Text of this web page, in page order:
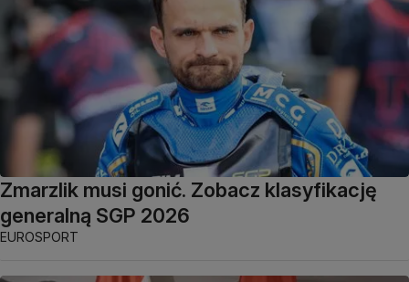
Zmarzlik musi gonić. Zobacz klasyfikację
generalną SGP 2026
EUROSPORT